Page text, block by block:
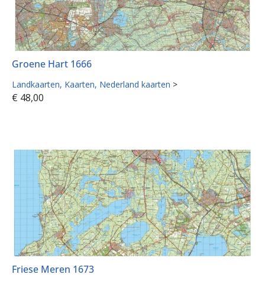
Groene Hart 1666
Landkaarten Kaarten Nederland kaarten >
€ 48,00
Friese Meren 1673